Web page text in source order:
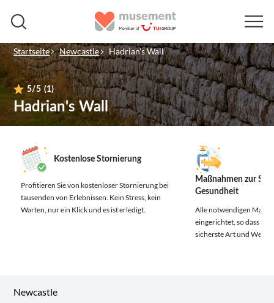
Startseite Newcastle Hadrian's Wall
5/5 (1)
Hadrian's Wall
Kostenlose Stornierung
Profitieren Sie von kostenloser Stornierung bei
tausenden von Erlebnissen. Kein Stress, kein
Warten, nur ein Klick und es ist erledigt.
Maßnahmen zur
Gesundheit
Alle notwendigen
eingerichtet, so dass Sie
sicherste Art und Weise
Newcastle